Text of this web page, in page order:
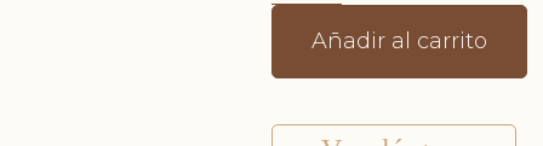
Añadir al carrito